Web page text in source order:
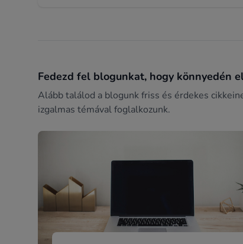
Fedezd fel blogunkat, hogy könnyedén
Alább találod a blogunk friss és érdekes
izgalmas témával foglalkozunk.